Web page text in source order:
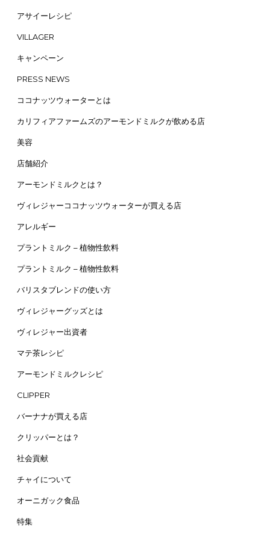
アサイーレシピ
VILLAGER
キャンペーン
PRESS NEWS
ココナッツウォーターとは
カリフィアファームズのアーモンドミルクが飲める店
美容
店舗紹介
アーモンドミルクとは？
ヴィレジャーココナッツウォーターが買える店
アレルギー
プラントミルク – 植物性飲料
プラントミルク – 植物性飲料
バリスタブレンドの使い方
ヴィレジャーグッズとは
ヴィレジャー出資者
マテ茶レシピ
アーモンドミルクレシピ
CLIPPER
バーナナが買える店
クリッパーとは？
社会貢献
チャイについて
オーニガック食品
特集